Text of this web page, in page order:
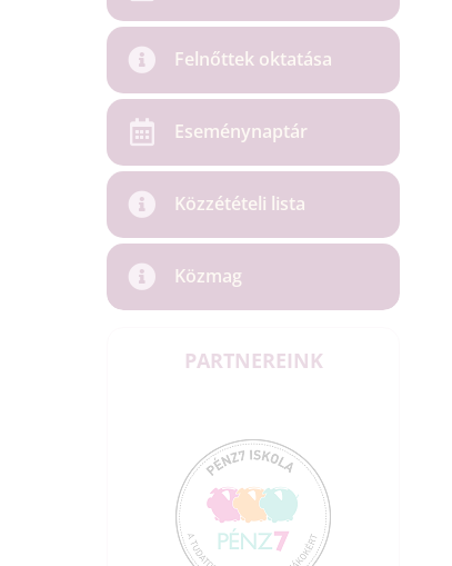
Felnőttek oktatása
Eseménynaptár
Közzétételi lista
Közmag
PARTNEREINK